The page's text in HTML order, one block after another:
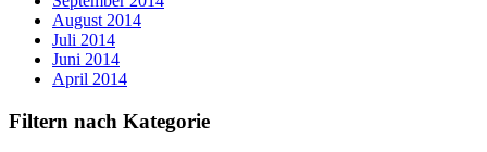
August 2014
Juli 2014
Juni 2014
April 2014
Filtern nach Kategorie